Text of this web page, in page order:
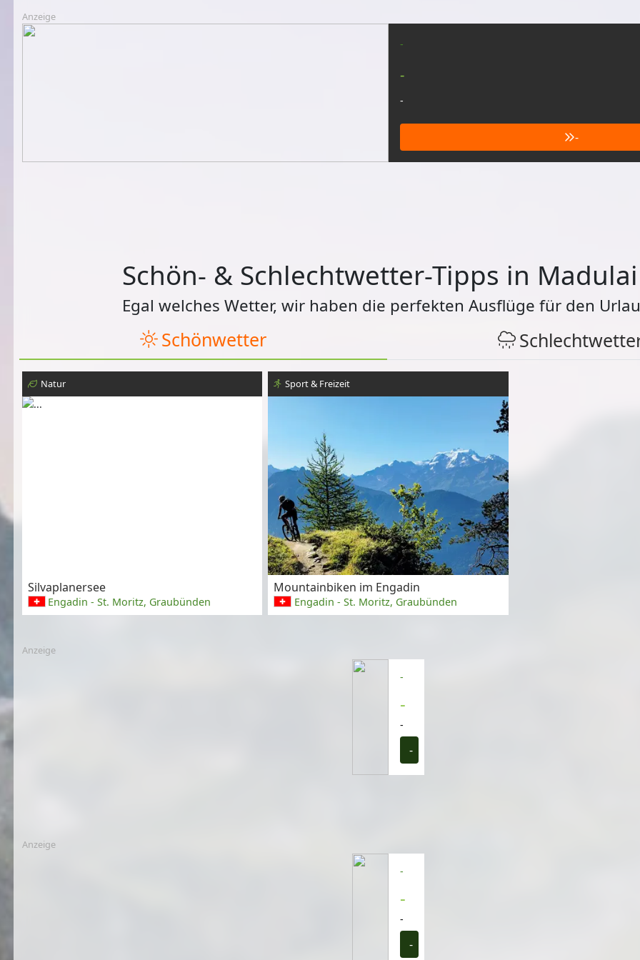
Anzeige
-
-
-
-
Schön- & Schlechtwetter-Tipps in
Egal welches Wetter, wir haben die perfekten Ausflüge für den
Schönwetter
Natur
Silvaplanersee
Engadin - St. Moritz, Graubünden
Sport & Freizeit
Mountainbiken im Engadin
Engadin - St. Moritz, Graubünden
Anzeige
-
-
-
-
Anzeige
-
-
-
-